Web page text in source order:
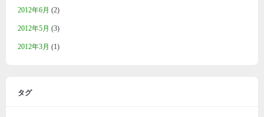
2012年6月 (2)
2012年5月 (3)
2012年3月 (1)
タグ